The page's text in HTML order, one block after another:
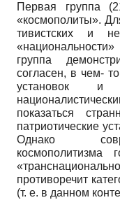
Первая группа
«космополиты».
тивистских и
группа
согласен, в чем-
установок и
показаться
патриотические
Однако
космополитизма
противоречит
(т. е. в данном